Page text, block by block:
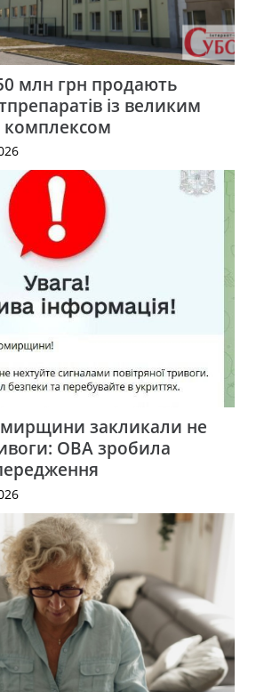
млн грн продають
із великим
закликали не
ОВА зробила